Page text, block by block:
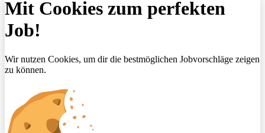
Mit Cookies zum perfekten
Job!
Wir nutzen Cookies, um dir die bestmöglichen Jobvorschläge zeigen
zu können.